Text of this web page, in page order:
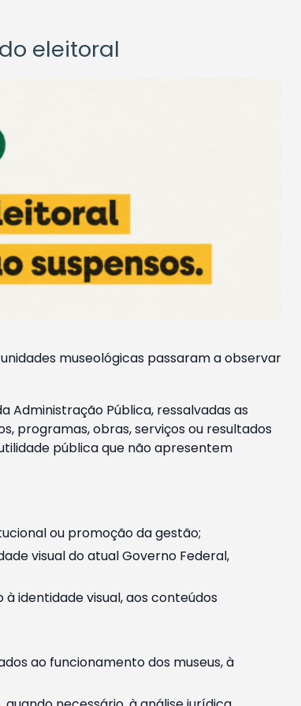
eleitoral
museológicas passaram a observar
Administração Pública, ressalvadas as
programas, obras, serviços ou resultados
pública que não apresentem
ou promoção da gestão;
visual do atual Governo Federal,
identidade visual, aos conteúdos
ao funcionamento dos museus, à